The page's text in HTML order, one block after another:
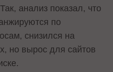
анализ показал, что
по
снизился на
но вырос для сайтов